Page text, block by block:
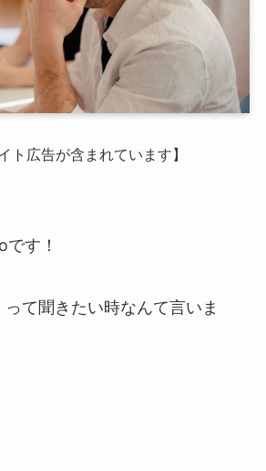
ト広告が含まれています】
す！
って聞きたい時なんて言いま